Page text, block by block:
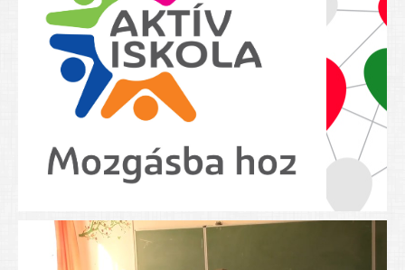
Kréta szülői segédlet
Felsős taneszközlista
BEISKOLÁZÁS 2026